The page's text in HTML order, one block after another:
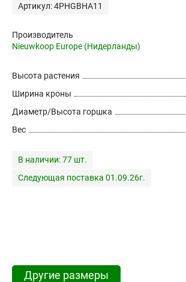
Артикул: 4PHGBHA11
Производитель
Nieuwkoop Europe (Нидерланды)
Высота растения
Ширина кроны
Диаметр/Высота горшка
Вес
В наличии:77 шт.
Следующая поставка 01.09.26г.
Другие размеры